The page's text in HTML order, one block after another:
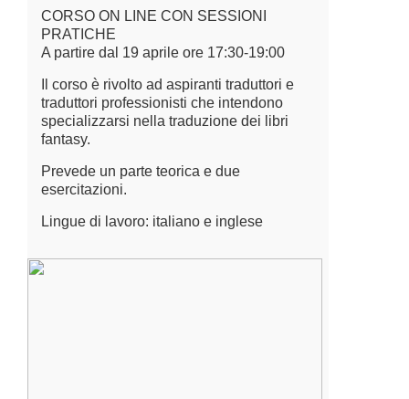
CORSO ON LINE CON SESSIONI
PRATICHE
A partire dal 19 aprile ore 17:30-19:00
Il corso è rivolto ad aspiranti traduttori e
traduttori professionisti che intendono
specializzarsi nella traduzione dei libri
fantasy.
Prevede un parte teorica e due
esercitazioni.
Lingue di lavoro: italiano e inglese